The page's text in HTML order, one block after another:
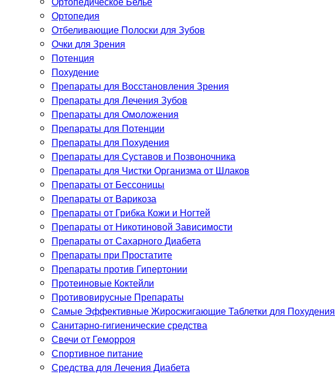
Ортопедия
Отбеливающие Полоски для Зубов
Очки для Зрения
Потенция
Похудение
Препараты для Восстановления Зрения
Препараты для Лечения Зубов
Препараты для Омоложения
Препараты для Потенции
Препараты для Похудения
Препараты для Суставов и Позвоночника
Препараты для Чистки Организма от Шлаков
Препараты от Бессоницы
Препараты от Варикоза
Препараты от Грибка Кожи и Ногтей
Препараты от Никотиновой Зависимости
Препараты от Сахарного Диабета
Препараты при Простатите
Препараты против Гипертонии
Протеиновые Коктейли
Противовирусные Препараты
Самые Эффективные Жиросжигающие Таблетки для Похудения
Санитарно-гигиенические средства
Свечи от Геморроя
Спортивное питание
Средства для Лечения Диабета